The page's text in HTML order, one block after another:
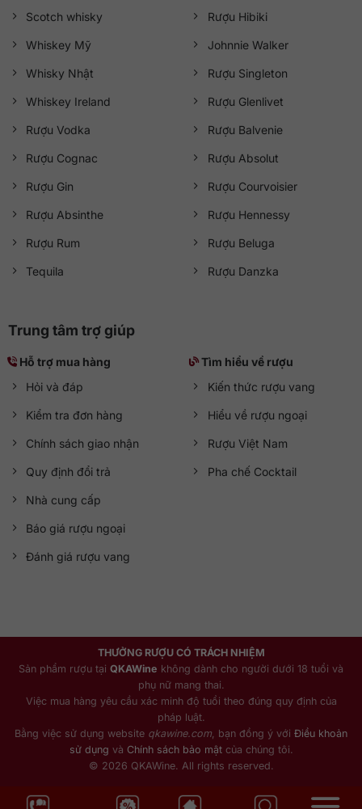
Scotch whisky
Whiskey Mỹ
Whisky Nhật
Whiskey Ireland
Rượu Vodka
Rượu Cognac
Rượu Gin
Rượu Absinthe
Rượu Rum
Tequila
Rượu Hibiki
Johnnie Walker
Rượu Singleton
Rượu Glenlivet
Rượu Balvenie
Rượu Absolut
Rượu Courvoisier
Rượu Hennessy
Rượu Beluga
Rượu Danzka
Trung tâm trợ giúp
Hỗ trợ mua hàng
Hỏi và đáp
Kiểm tra đơn hàng
Chính sách giao nhận
Quy định đổi trả
Nhà cung cấp
Báo giá rượu ngoại
Đánh giá rượu vang
Tìm hiểu về rượu
Kiến thức rượu vang
Hiểu về rượu ngoại
Rượu Việt Nam
Pha chế Cocktail
THƯỞNG RƯỢU CÓ TRÁCH NHIỆM
Sản phẩm rượu tại QKAWine không dành cho người dưới 18 tuổi và
phụ nữ mang thai.
Việc mua hàng yêu cầu xác minh độ tuổi theo đúng quy định của
pháp luật.
Bằng việc sử dụng website qkawine.com , bạn đồng ý với Điều khoản
sử dụng và Chính sách bảo mậtcủa chúng tôi.
© 2026 QKAWine. All rights reserved.